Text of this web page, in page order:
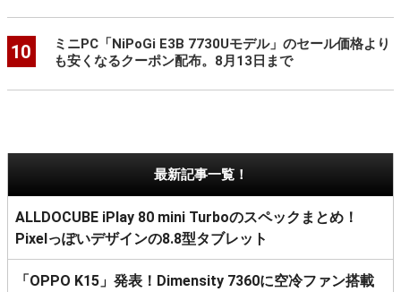
10
ミニPC「NiPoGi E3B 7730Uモデル」のセール価格より
も安くなるクーポン配布。8月13日まで
最新記事一覧！
ALLDOCUBE iPlay 80 mini Turboのスペックまとめ！
Pixelっぽいデザインの8.8型タブレット
「OPPO K15」発表！Dimensity 7360に空冷ファン搭載